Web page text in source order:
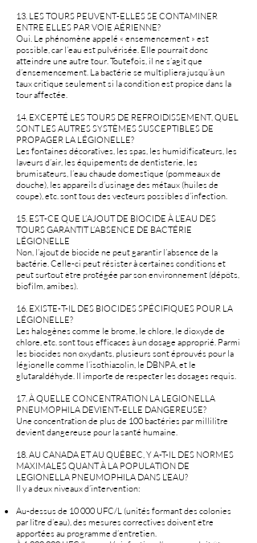
13. LES TOURS PEUVENT-ELLES SE CONTAMINER
ENTRE ELLES PAR VOIE AÉRIENNE?
Oui. Le phénomène appelé « ensemencement » est
possible, car l’eau est pulvérisée. Elle pourrait donc
atteindre une autre tour. Toutefois, il ne s’agit que
d’ensemencement. La bactérie se multipliera jusqu’à un
taux critique seulement si la condition est propice dans la
tour affectée.
14. EXCEPTÉ LES TOURS DE REFROIDISSEMENT, QUEL
SONT LES AUTRES SYSTÈMES SUSCEPTIBLES DE
PROPAGER LA LÉGIONELLE?
Les fontaines décoratives, les spas, les humidificateurs, les
laveurs d’air, les équipements de dentisterie, les
brumisateurs, l’eau chaude domestique (pommeaux de
douche), les appareils d’usinage des métaux (huiles de
coupe), etc. sont tous des vecteurs possibles d’infection.
15. EST-CE QUE L’AJOUT DE BIOCIDE À L’EAU DES
TOURS GARANTIT L’ABSENCE DE BACTÉRIE
LÉGIONELLE
Non, l’ajout de biocide ne peut garantir l’absence de la
bactérie. Celle-ci peut résister à certaines conditions et
peut surtout être protégée par son environnement (dépôts,
biofilm, amibes).
16. EXISTE-T-IL DES BIOCIDES SPÉCIFIQUES POUR LA
LÉGIONELLE?
Les halogènes comme le brome, le chlore, le dioxyde de
chlore, etc. sont tous efficaces à un dosage approprié. Parmi
les biocides non oxydants, plusieurs sont éprouvés pour la
légionelle comme l’isothiazolin, le DBNPA, et le
glutaraldéhyde. Il importe de respecter les dosages requis.
17. À QUELLE CONCENTRATION LA LEGIONELLA
PNEUMOPHILA DEVIENT-ELLE DANGEREUSE?
Une concentration de plus de 100 bactéries par millilitre
devient dangereuse pour la santé humaine.
18. AU CANADA ET AU QUÉBEC, Y A-T-IL DES NORMES
MAXIMALES QUANT À LA POPULATION DE
LEGIONELLA PNEUMOPHILA DANS L’EAU?
Il y a deux niveaux d’intervention:
Au-dessus de 10 000 UFC/L (unités formant des colonies
par litre d’eau), des mesures correctives doivent être
apportées au programme d’entretien.